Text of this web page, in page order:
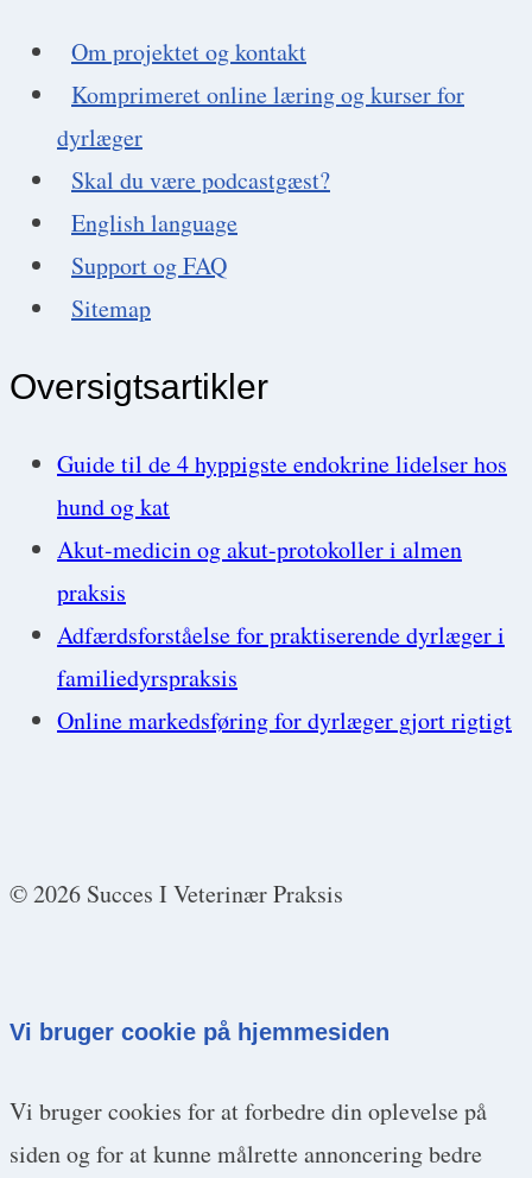
Om projektet og kontakt
Komprimeret online læring og kurser for
dyrlæger
Skal du være podcastgæst?
English language
Support og FAQ
Sitemap
Oversigtsartikler
Guide til de 4 hyppigste endokrine lidelser hos
hund og kat
Akut-medicin og akut-protokoller i almen
praksis
Adfærdsforståelse for praktiserende dyrlæger i
familiedyrspraksis
Online markedsføring for dyrlæger gjort rigtigt
© 2026 Succes I Veterinær Praksis
Vi bruger cookie på hjemmesiden
Vi bruger cookies for at forbedre din oplevelse på
siden og for at kunne målrette annoncering bedre